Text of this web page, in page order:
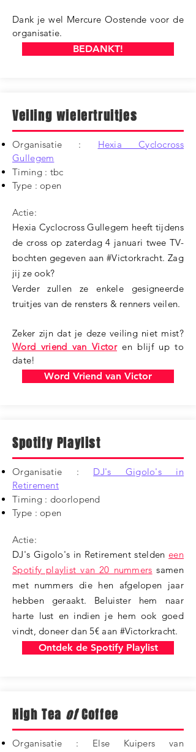
Dank je wel Mercure Oostende voor de
organisatie.
BEDANKT!
Veiling wielertruitjes
Organisatie :
Hexia Cyclocross
Gullegem
Timing : tbc
Type : open
Actie:
Hexia Cyclocross Gullegem heeft tijdens
de cross op zaterdag 4 januari twee TV-
bochten gegeven aan #Victorkracht. Zag
jij ze ook?
Verder zullen ze enkele gesigneerde
truitjes van de rensters & renners veilen.
Zeker zijn dat je deze veiling niet mist?
Word vriend van Victor en blijf up to
date!
Word Vriend van Victor
Spotify Playlist
Organisatie : DJ's Gigolo's in
Retirement
Timing : doorlopend
Type : open
Actie:
DJ's Gigolo's in Retirement steldeneen
Spotify playlist van 20 nummers samen
met nummers die hen afgelopen jaar
hebben geraakt. Beluister hem naar
harte lust en indien je hem ook goed
vindt, doneer dan 5€ aan #Victorkracht.
Ontdek de Spotify Playlist
High Tea ofCoffee
Organisatie : Else Kuipers van